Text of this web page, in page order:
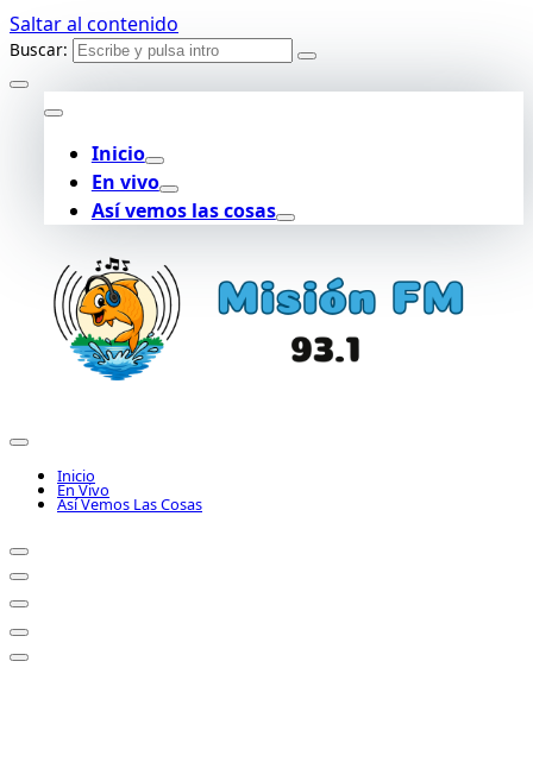
Saltar al contenido
Buscar:
Inicio
En vivo
Así vemos las cosas
Inicio
En Vivo
Así Vemos Las Cosas